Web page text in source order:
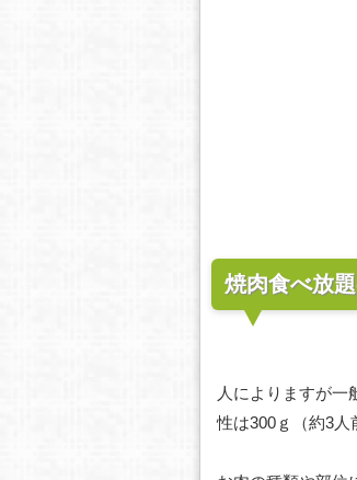
焼肉食べ放
人によりますが一
性は300ｇ（約3人